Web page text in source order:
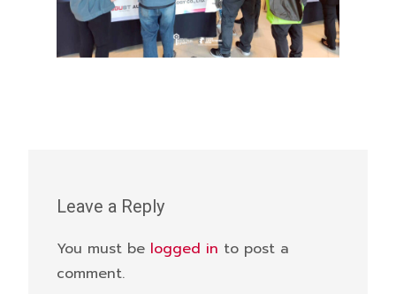
Leave a Reply
You must be logged in to post a
comment.